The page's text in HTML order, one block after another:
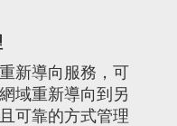
新導向服務，可
域重新導向到另
可靠的方式管理